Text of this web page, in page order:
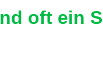
oft ein